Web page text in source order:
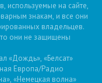
используемые на сайте,
знакам, и все они
владельцев.
они не защищены
«Дождь», «Белсат»
Европа/Радио
«Немецкая волна»